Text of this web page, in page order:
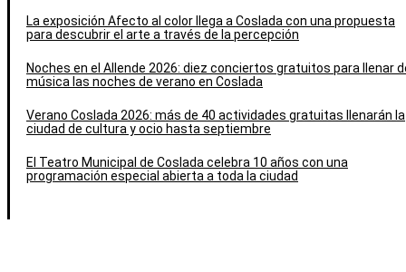
La exposición Afecto al color llega a Coslada con una propuesta
para descubrir el arte a través de la percepción
Noches en el Allende 2026: diez conciertos gratuitos para llenar
música las noches de verano en Coslada
Verano Coslada 2026: más de 40 actividades gratuitas llenarán la
ciudad de cultura y ocio hasta septiembre
El Teatro Municipal de Coslada celebra 10 años con una
programación especial abierta a toda la ciudad